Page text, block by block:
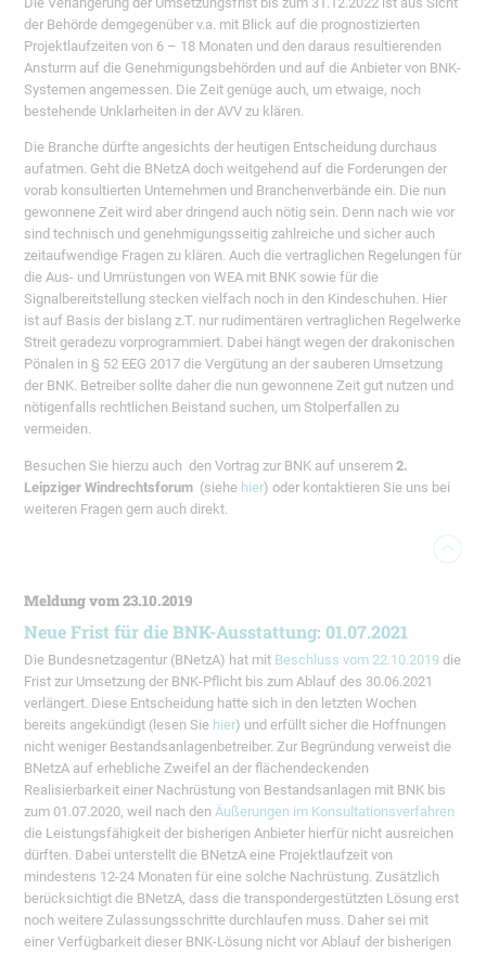
der Behörde demgegenüber v.a. mit Blick auf die prognostizierten
Projektlaufzeiten von 6 – 18 Monaten und den daraus resultierenden
Ansturm auf die Genehmigungsbehörden und auf die Anbieter von BNK-
Systemen angemessen. Die Zeit genüge auch, um etwaige, noch
bestehende Unklarheiten in der AVV zu klären.
Die Branche dürfte angesichts der heutigen Entscheidung durchaus
aufatmen. Geht die BNetzA doch weitgehend auf die Forderungen der
vorab konsultierten Unternehmen und Branchenverbände ein. Die nun
gewonnene Zeit wird aber dringend auch nötig sein. Denn nach wie vor
sind technisch und genehmigungsseitig zahlreiche und sicher auch
zeitaufwendige Fragen zu klären. Auch die vertraglichen Regelungen für
die Aus- und Umrüstungen von WEA mit BNK sowie für die
Signalbereitstellung stecken vielfach noch in den Kindeschuhen. Hier
ist auf Basis der bislang z.T. nur rudimentären vertraglichen Regelwerke
Streit geradezu vorprogrammiert. Dabei hängt wegen der drakonischen
Pönalen in § 52 EEG 2017 die Vergütung an der sauberen Umsetzung
der BNK. Betreiber sollte daher die nun gewonnene Zeit gut nutzen und
nötigenfalls rechtlichen Beistand suchen, um Stolperfallen zu
vermeiden.
Besuchen Sie hierzu auch den Vortrag zur BNK auf unserem2.
Leipziger Windrechtsforum (siehe hier) oder kontaktieren Sie uns bei
weiteren Fragen gern auch direkt.
Meldung vom 23.10.2019
Neue Frist für die BNK-Ausstattung: 01.07.2021
Die Bundesnetzagentur (BNetzA) hat mit Beschluss vom 22.10.2019 die
Frist zur Umsetzung der BNK-Pflicht bis zum Ablauf des 30.06.2021
verlängert. Diese Entscheidung hatte sich in den letzten Wochen
bereits angekündigt (lesen Sie hier) und erfüllt sicher die Hoffnungen
nicht weniger Bestandsanlagenbetreiber. Zur Begründung verweist die
BNetzA auf erhebliche Zweifel an der flächendeckenden
Realisierbarkeit einer Nachrüstung von Bestandsanlagen mit BNK bis
zum 01.07.2020, weil nach denÄußerungen im Konsultationsverfahren
die Leistungsfähigkeit der bisherigen Anbieter hierfür nicht ausreichen
dürften. Dabei unterstellt die BNetzA eine Projektlaufzeit von
mindestens 12-24 Monaten für eine solche Nachrüstung. Zusätzlich
berücksichtigt die BNetzA, dass die transpondergestützten Lösung erst
noch weitere Zulassungsschritte durchlaufen muss. Daher sei mit
einer Verfügbarkeit dieser BNK-Lösung nicht vor Ablauf der bisherigen